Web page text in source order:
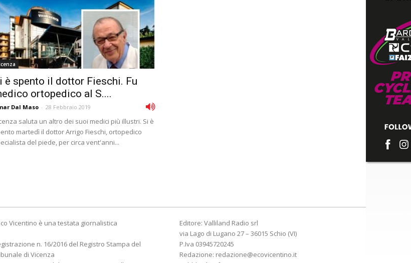
è spento il dottor Fieschi. Fu
ortopedico al S....
Dal Maso - 28 Febbraio 2019
saluta un altro dei suoi medici più illustri. Si è
martedì il dottor Arrigo Fieschi, ortopedico
del piede, per circa vent'anni...
Vicentino è una testata giornalistica
n. 16/2016 del Registro Stampa del
di Vicenza
Editore: Valliland Radio srl
via Lago di Lugano 27 – 36015 Schio (VI)
P.Iva 03945720245
Redazione: redazione@ecovicentino.it